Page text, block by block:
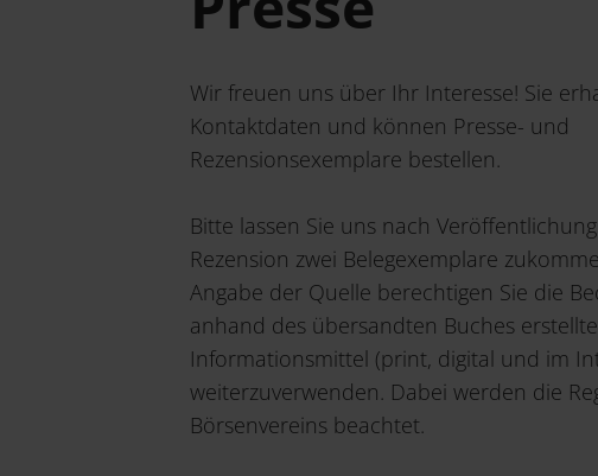
Wir freuen uns über Ihr Interesse! Sie
Kontaktdaten und können Presse- und
Rezensionsexemplare bestellen.
Bitte lassen Sie uns nach
Rezension zwei Belegexemplare
Angabe der Quelle berechtigen Sie die
anhand des übersandten Buches
Informationsmittel (print, digital und im
weiterzuverwenden. Dabei werden die
Börsenvereins beachtet.